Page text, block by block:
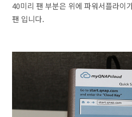
40미리 팬 부분은 위에 파워서플라이
팬 입니다.